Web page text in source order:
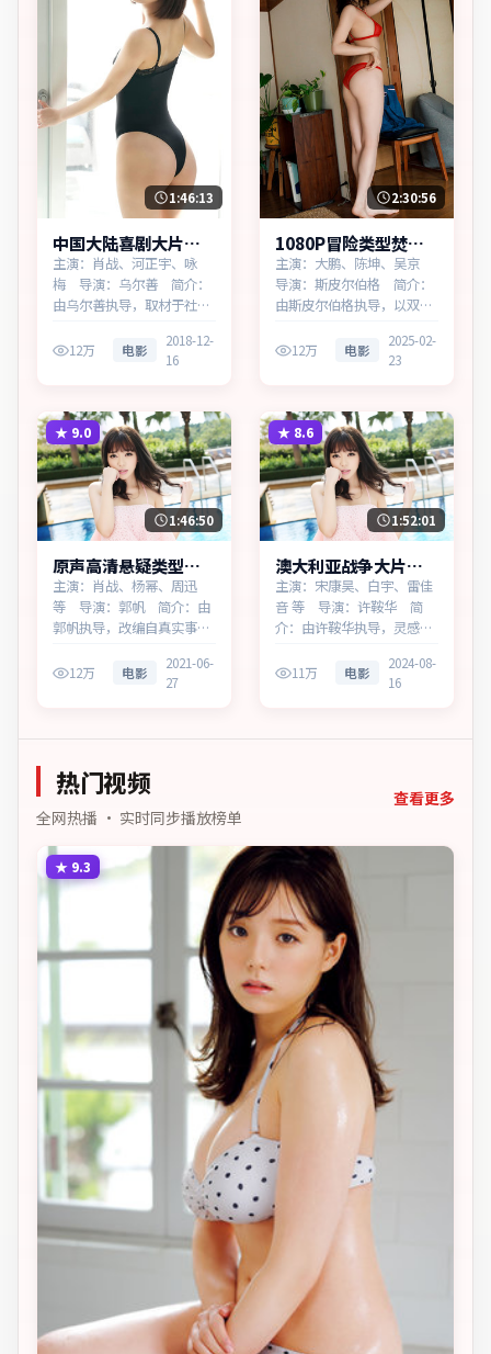
1:46:13
中国大陆喜剧大片断
桥档案热播更新中
主演：肖战、河正宇、咏
梅 导演：乌尔善 简介：
由乌尔善执导，取材于社会
剧作品。在雨夜与霓虹之
间，叙事围绕人物抉择与时
与真相。主演以细腻表演撑
起情感层次，兼顾观赏性与
现实意义。
12万 电影
2018-12-
16
2:30:56
1080P冒险类型焚城
档案热播更新中
主演：大鹏、陈坤、吴京
导演：斯皮尔伯格 简介：
由斯皮尔伯格执导，以双线
意大利出品的冒险作品。在
科技与人性的交界处，叙事
开，留白处余味悠长，值得
细品。主演以细腻表演撑起
情感层次，兼顾观赏性与
现…
12万 电影
2025-02-
23
★ 9.0
1:46:50
原声高清悬疑类型霓
虹追缉热播更新中
主演：肖战、杨幂、周迅
等 导演：郭帆 简介：由
郭帆执导，改编自真实事
品。在春运与归乡的旅途
中，叙事围绕人物抉择与时
观赏性与现实意义。
12万 电影
2021-06-
27
★ 8.6
1:52:01
澳大利亚战争大片异
境边界热播更新中
主演：宋康昊、白宇、雷佳
音 等 导演：许鞍华 简
介：由许鞍华执导，灵感来
出品的战争作品。在记忆与
现实的裂缝中，叙事围绕人
11万 电影
2024-08-
16
热门视频
全网热播 · 实时同步播放榜单
查看更多
★ 9.3